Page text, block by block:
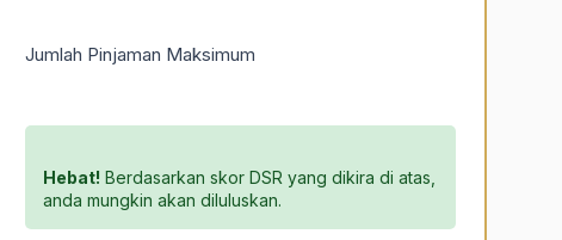
Jumlah Pinjaman Maksimum
Hebat! Berdasarkan skor DSR yang dikira di atas,
anda mungkin akan diluluskan.